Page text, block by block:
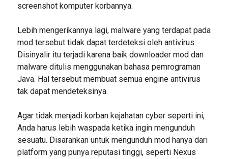
screenshot komputer korbannya.
Lebih mengerikannya lagi, malware yang terdapat pada
mod tersebut tidak dapat terdeteksi oleh antivirus.
Disinyalir itu terjadi karena baik downloader mod dan
malware ditulis menggunakan bahasa pemrograman
Java. Hal tersebut membuat semua engine antivirus
tak dapat mendeteksinya.
Agar tidak menjadi korban kejahatan cyber seperti ini,
Anda harus lebih waspada ketika ingin mengunduh
sesuatu. Disarankan untuk mengunduh mod hanya dari
platform yang punya reputasi tinggi, seperti Nexus